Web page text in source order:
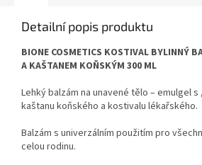
Detailní popis produktu
BIONE COSMETICS KOSTIVAL BYLINNÝ
A KAŠTANEM KOŇSKÝM 300 ML
Lehký balzám na unavené tělo – emulgel s
kaštanu koňského a kostivalu lékařského.
Balzám s univerzálním použitím pro
celou rodinu.